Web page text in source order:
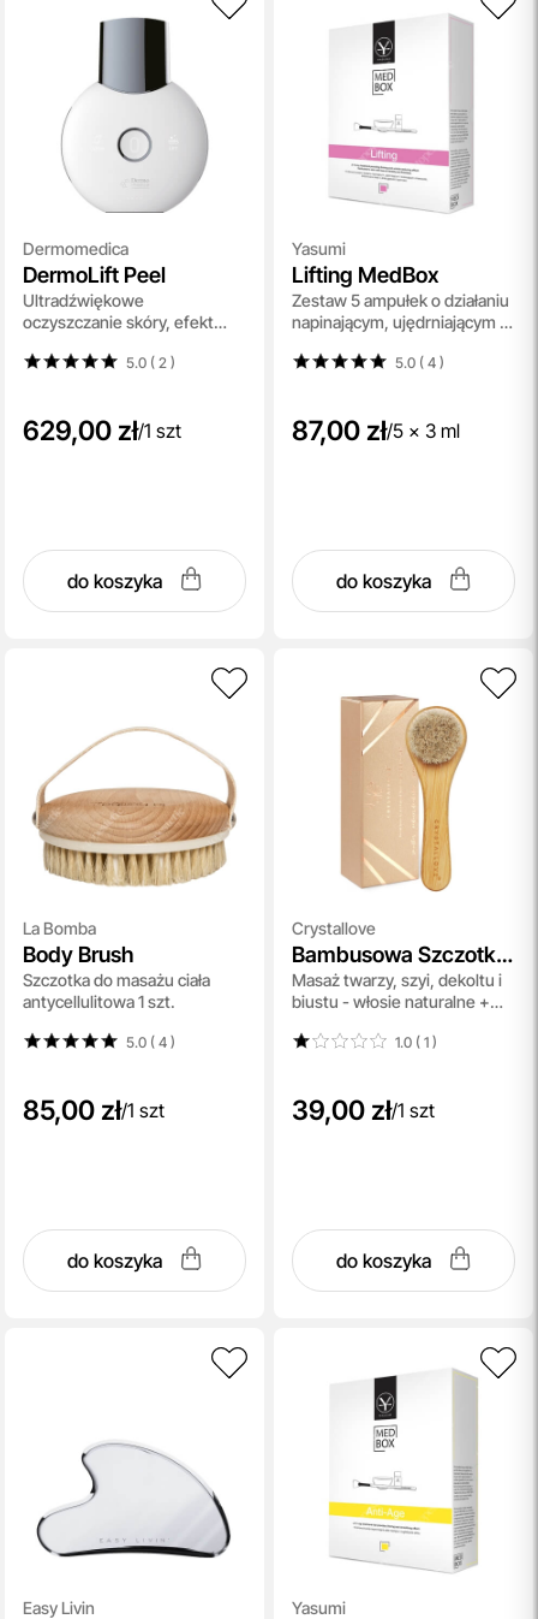
Dermomedica
DermoLift Peel
Ultradźwiękowe
oczyszczanie skóry, efekt
wygładzenia skóry 1 szt
5.0 ( 2 )
629,00 zł/1 szt
do koszyka
Yasumi
Lifting MedBox
Zestaw 5 ampułek o działaniu
napinającym, ujędrniającym i
5.0 ( 4)
87,00 zł/5 x 3 ml
do koszyka
La Bomba
Body Brush
Szczotka do masażu ciała
antycellulitowa 1 szt.
5.0 ( 4)
85,00 zł/1 szt
do koszyka
Crystallove
Bambusowa Szczotka
do Masażu
Masaż twarzy, szyi, dekoltu i
biustu - włosie naturalne +
1.0 ( 1)
39,00 zł/1 szt
do koszyka
Easy Livin Yasumi